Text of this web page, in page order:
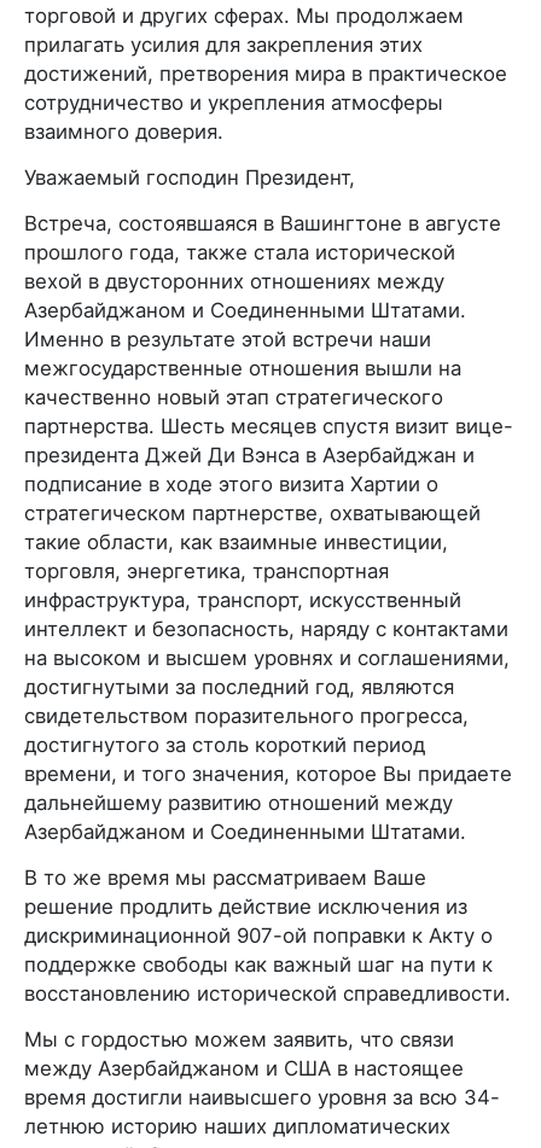
торговой и других сферах. Мы продолжаем
прилагать усилия для закрепления этих
достижений, претворения мира в практическое
сотрудничество и укрепления атмосферы
взаимного доверия.
Уважаемый господин Президент,
Встреча, состоявшаяся в Вашингтоне в августе
прошлого года, также стала исторической
вехой в двусторонних отношениях между
Азербайджаном и Соединенными Штатами.
Именно в результате этой встречи наши
межгосударственные отношения вышли на
качественно новый этап стратегического
партнерства. Шесть месяцев спустя визит вице-
президента Джей Ди Вэнса в Азербайджан и
подписание в ходе этого визита Хартии о
стратегическом партнерстве, охватывающей
такие области, как взаимные инвестиции,
торговля, энергетика, транспортная
инфраструктура, транспорт, искусственный
интеллект и безопасность, наряду с контактами
на высоком и высшем уровнях и соглашениями,
достигнутыми за последний год, являются
свидетельством поразительного прогресса,
достигнутого за столь короткий период
времени, и того значения, которое Вы придаете
дальнейшему развитию отношений между
Азербайджаном и Соединенными Штатами.
В то же время мы рассматриваем Ваше
решение продлить действие исключения из
дискриминационной 907-ой поправки к Акту о
поддержке свободы как важный шаг на пути к
восстановлению исторической справедливости.
Мы с гордостью можем заявить, что связи
между Азербайджаном и США в настоящее
время достигли наивысшего уровня за всю 34-
летнюю историю наших дипломатических